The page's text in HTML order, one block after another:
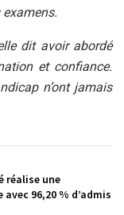
examens.
dit avoir abordé
et confiance.
n’ont jamais
réalise une
96,20 % d’admis